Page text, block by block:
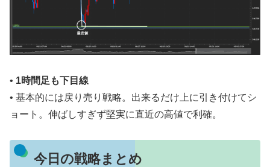
• 1時間足も下目線
• 基本的には戻り売り戦略。出来るだけ上に引き付けてシ
ョート。伸ばしすぎず堅実に直近の高値で利確。
今日の戦略まとめ